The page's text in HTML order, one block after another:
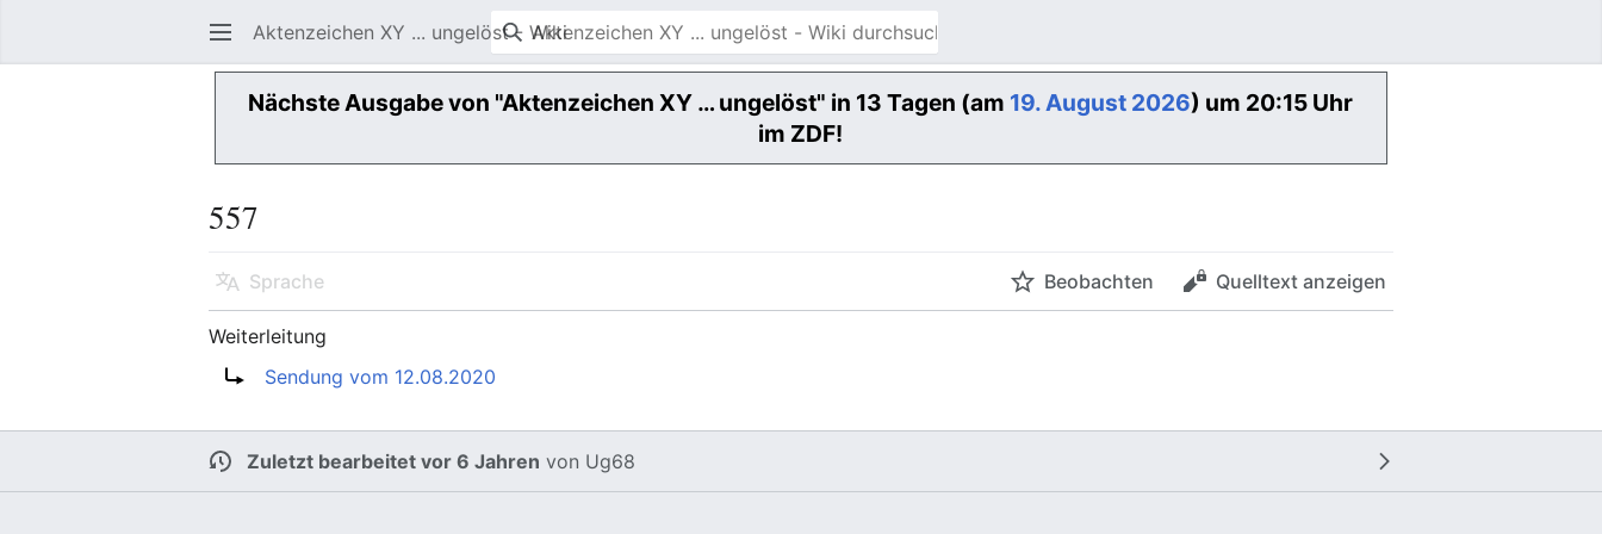
Aktenzeichen XY ... ungelöst - Wiki
Nächste Ausgabe von "Aktenzeichen XY … ungelöst" in 13 Tagen (am 19. August 2026) um 20:15 Uhr
im ZDF!
557
Sprache Beobachten Quelltext anzeigen
Weiterleitung
Weiterleitung nach:
Sendung vom 12.08.2020
Zuletzt bearbeitet vor 6 Jahren von Ug68